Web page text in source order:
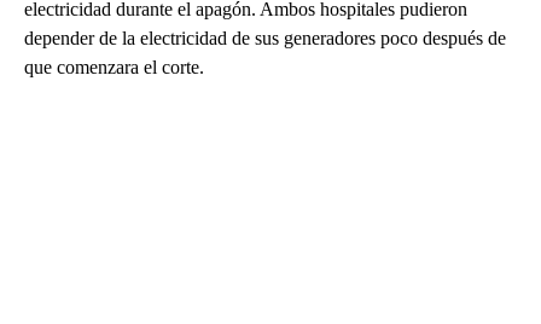
electricidad durante el apagón. Ambos hospitales pudieron
depender de la electricidad de sus generadores poco después de
que comenzara el corte.